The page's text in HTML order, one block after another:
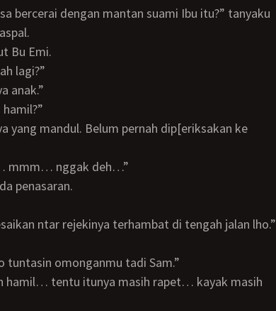
Bu Emi.
lagi?”
anak.”
hamil?”
mmm… nggak deh…”
penasaran.
ntar rejekinya terhambat di tengah jalan lho.”
tuntasin omonganmu tadi Sam.”